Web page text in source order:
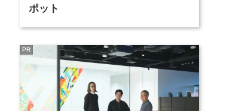
ポット
PR